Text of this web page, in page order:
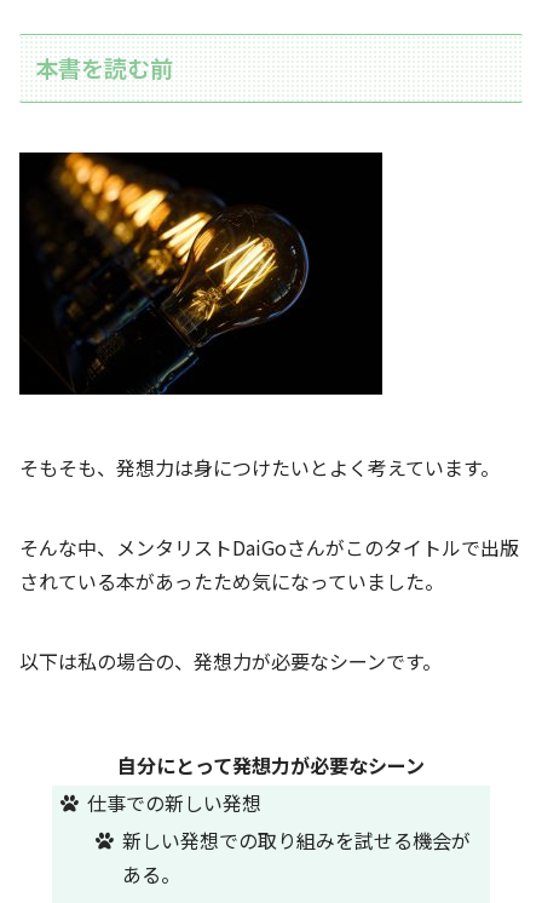
本書を読む前
そもそも、発想力は身につけたいとよく考えています。
そんな中、メンタリストDaiGoさんがこのタイトルで出版
されている本があったため気になっていました。
以下は私の場合の、発想力が必要なシーンです。
自分にとって発想力が必要なシーン
仕事での新しい発想
新しい発想での取り組みを試せる機会が
ある。